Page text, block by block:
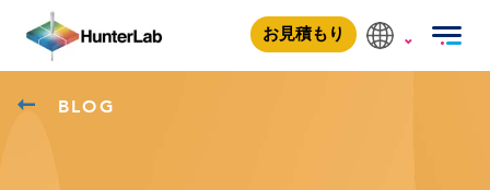
お見積もり
BLOG